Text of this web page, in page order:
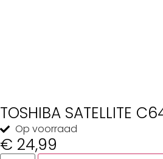
TOSHIBA SATELLITE
Op voorraad
€ 24,99